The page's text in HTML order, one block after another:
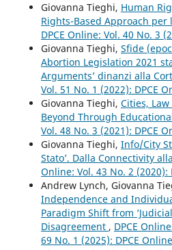
Giovanna Tieghi, Human
Rights-Based Approach per
DPCE Online: Vol. 40 No. 3
Giovanna Tieghi, Sfide
Abortion Legislation 2021
Arguments’ dinanzi alla
Vol. 51 No. 1 (2022): DPCE
Giovanna Tieghi, Cities,
Beyond Through
Vol. 48 No. 3 (2021): DPCE
Giovanna Tieghi, Info/City
Stato’. Dalla Connectivity
Online: Vol. 43 No. 2 (2020):
Andrew Lynch, Giovanna
Independence and
Paradigm Shift from
Disagreement , DPCE
69 No. 1 (2025): DPCE